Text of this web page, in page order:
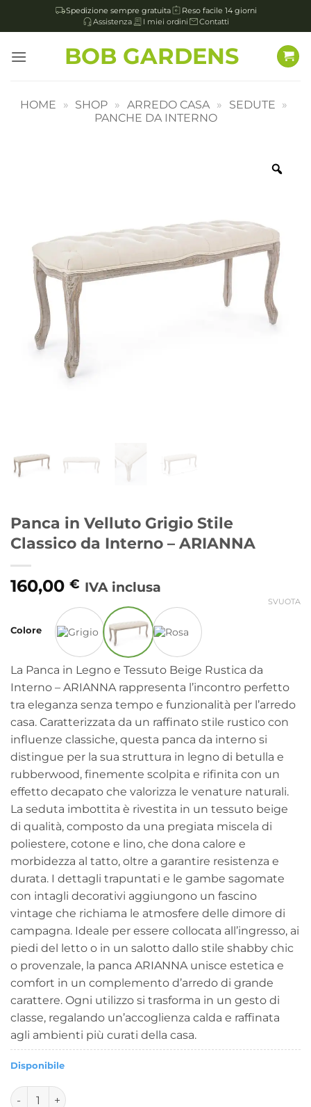
Spedizione sempre gratuita
Reso facile 14 giorni
Assistenza
I miei ordini Contatti
BOB GARDENS
HOME » SHOP » ARREDO CASA » SEDUTE »
PANCHE DA INTERNO
Panca in Velluto Grigio Stile
Classico da Interno – ARIANNA
160,00 € IVA inclusa
Colore
SVUOTA
La Panca in Legno e Tessuto Beige Rustica da
Interno – ARIANNA rappresenta l’incontro perfetto
tra eleganza senza tempo e funzionalità per l’arredo
casa. Caratterizzata da un raffinato stile rustico con
influenze classiche, questa panca da interno si
distingue per la sua struttura in legno di betulla e
rubberwood, finemente scolpita e rifinita con un
effetto decapato che valorizza le venature naturali.
La seduta imbottita è rivestita in un tessuto beige
di qualità, composto da una pregiata miscela di
poliestere, cotone e lino, che dona calore e
morbidezza al tatto, oltre a garantire resistenza e
durata. I dettagli trapuntati e le gambe sagomate
con intagli decorativi aggiungono un fascino
vintage che richiama le atmosfere delle dimore di
campagna. Ideale per essere collocata all’ingresso, ai
piedi del letto o in un salotto dallo stile shabby chic
o provenzale, la panca ARIANNA unisce estetica e
comfort in un complemento d’arredo di grande
carattere. Ogni utilizzo si trasforma in un gesto di
classe, regalando un’accoglienza calda e raffinata
agli ambienti più curati della casa.
Disponibile
Panca in Velluto Grigio Stile Classico da Interno -
Alternative: